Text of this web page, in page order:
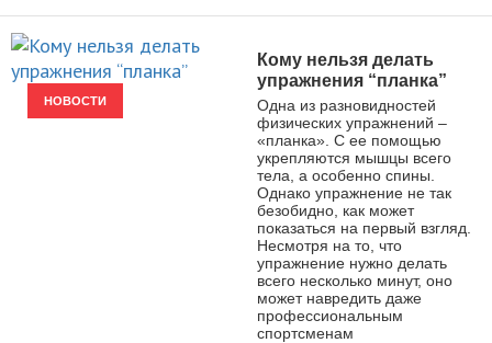
НОВОСТИ
Кому нельзя делать
упражнения “планка”
Одна из разновидностей
физических упражнений –
«планка». С ее помощью
укрепляются мышцы всего
тела, а особенно спины.
Однако упражнение не так
безобидно, как может
показаться на первый взгляд.
Несмотря на то, что
упражнение нужно делать
всего несколько минут, оно
может навредить даже
профессиональным
спортсменам